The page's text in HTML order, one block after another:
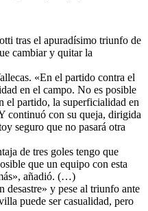
tras el apuradísimo triunfo de
cambiar y quitar la
«En el partido contra el
en el campo. No es posible
el partido, la superficialidad en
continuó con su queja, dirigida
seguro que no pasará otra
de tres goles tengo que
que un equipo con esta
añadió. (…)
y pese al triunfo ante
puede ser casualidad, pero